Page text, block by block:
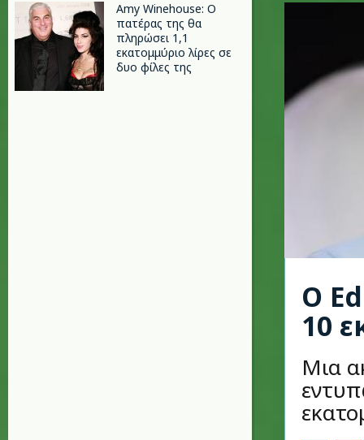
Amy Winehouse: Ο
πατέρας της θα
πληρώσει 1,1
εκατομμύριο λίρες σε
δυο φίλες της
Ο
10
Μια